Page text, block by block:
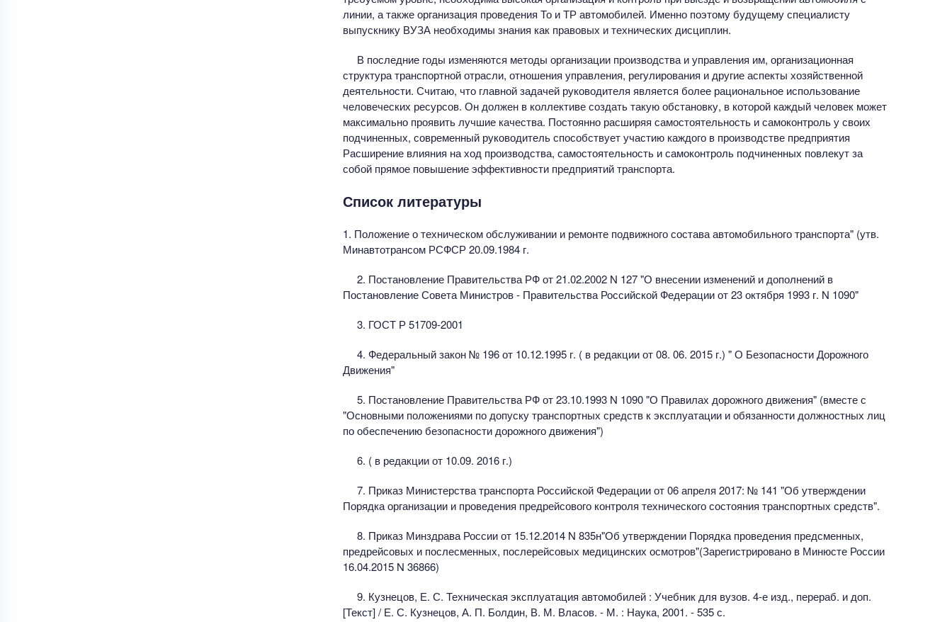
линии, а также организация проведения То и ТР автомобилей. Именно поэтому будущему специалисту
выпускнику ВУЗА необходимы знания как правовых и технических дисциплин.
В последние годы изменяются методы организации производства и управления им, организационная
структура транспортной отрасли, отношения управления, регулирования и другие аспекты хозяйственной
деятельности. Считаю, что главной задачей руководителя является более рациональное использование
человеческих ресурсов. Он должен в коллективе создать такую обстановку, в которой каждый человек может
максимально проявить лучшие качества. Постоянно расширяя самостоятельность и самоконтроль у своих
подчиненных, современный руководитель способствует участию каждого в производстве предприятия
Расширение влияния на ход производства, самостоятельность и самоконтроль подчиненных повлекут за
собой прямое повышение эффективности предприятий транспорта.
Список литературы
1. Положение о техническом обслуживании и ремонте подвижного состава автомобильного транспорта" (утв.
Минавтотрансом РСФСР 20.09.1984 г.
2. Постановление Правительства РФ от 21.02.2002 N 127 "О внесении изменений и дополнений в
Постановление Совета Министров - Правительства Российской Федерации от 23 октября 1993 г. N 1090"
3. ГОСТ Р 51709-2001
4. Федеральный закон № 196 от 10.12.1995 г. ( в редакции от 08. 06. 2015 г.) " О Безопасности Дорожного
Движения"
5. Постановление Правительства РФ от 23.10.1993 N 1090 "О Правилах дорожного движения" (вместе с
"Основными положениями по допуску транспортных средств к эксплуатации и обязанности должностных лиц
по обеспечению безопасности дорожного движения")
6. ( в редакции от 10.09. 2016 г.)
7. Приказ Министерства транспорта Российской Федерации от 06 апреля 2017: № 141 "Об утверждении
Порядка организации и проведения предрейсового контроля технического состояния транспортных средств".
8. Приказ Минздрава России от 15.12.2014 N 835н"Об утверждении Порядка проведения предсменных,
предрейсовых и послесменных, послерейсовых медицинских осмотров"(Зарегистрировано в Минюсте России
16.04.2015 N 36866)
9. Кузнецов, Е. С. Техническая эксплуатация автомобилей : Учебник для вузов. 4-е изд., перераб. и доп.
[Текст] / Е. С. Кузнецов, А. П. Болдин, В. М. Власов. - М. : Наука, 2001. - 535 с.